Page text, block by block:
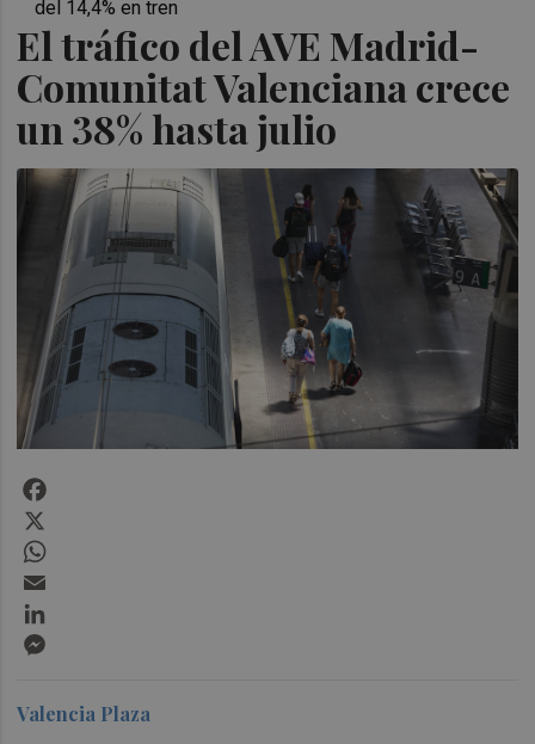
El tráfico del AVE Madrid-
Comunitat Valenciana crece
un 38% hasta julio
del 14,4% en tren
Valencia Plaza